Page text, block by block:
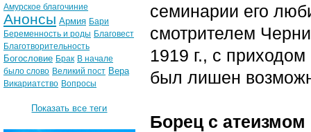
семинарии его
смотрителем
1919 г., с
был лишен
Борец с
Амурское благочиние
Анонсы Армия Бари
Беременность и роды Благовест
Благотворительность
Богословие Брак В начале
было слово Великий пост Вера
Викариатство Вопросы
Показать все теги